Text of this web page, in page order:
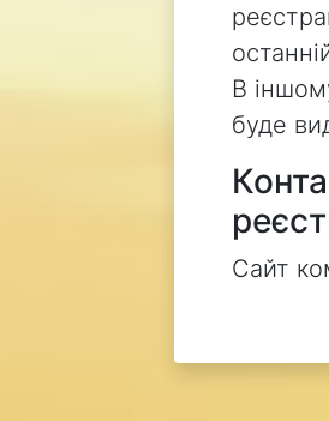
В
буде
Сайт